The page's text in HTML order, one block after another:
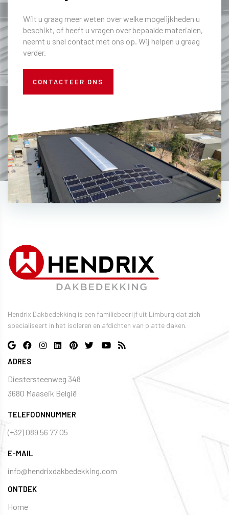
Wilt u graag meer weten over welke mogelijkheden u
beschikt, of heeft u vragen over bepaalde materialen,
neemt u snel contact met ons op. Wij helpen u graag
verder.
CONTACTEER ONS
Hendrix Dakbedekking is een familiebedrijf uit Limburg dat zich
specialiseert in het isoleren en afdichten van platte daken.
ADRES
Diestersteenweg 348
​​​​​​3680 Maaseik België
TELEFOONNUMMER
(+32) 089 56 77 05
E-MAIL
info@hendrixdakbedekking.com
ONTDEK
Home